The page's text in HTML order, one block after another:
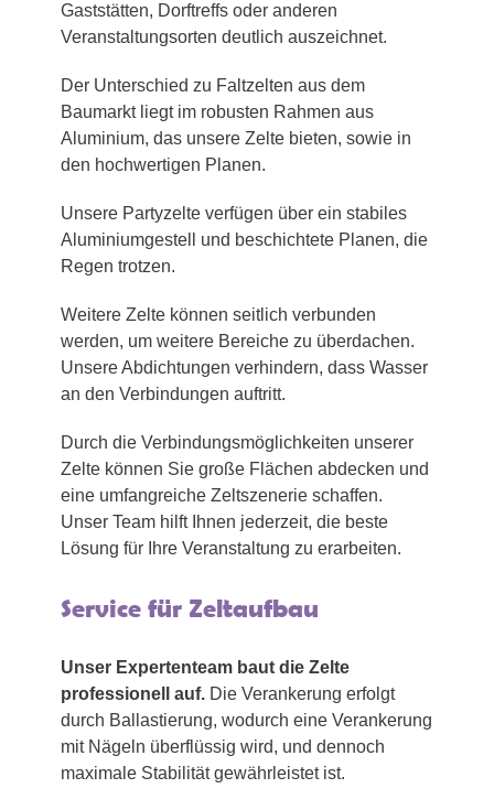
Gaststätten, Dorftreffs oder anderen
Veranstaltungsorten deutlich auszeichnet.
Der Unterschied zu Faltzelten aus dem
Baumarkt liegt im robusten Rahmen aus
Aluminium, das unsere Zelte bieten, sowie in
den hochwertigen Planen.
Unsere Partyzelte verfügen über ein stabiles
Aluminiumgestell und beschichtete Planen, die
Regen trotzen.
Weitere Zelte können seitlich verbunden
werden, um weitere Bereiche zu überdachen.
Unsere Abdichtungen verhindern, dass Wasser
an den Verbindungen auftritt.
Durch die Verbindungsmöglichkeiten unserer
Zelte können Sie große Flächen abdecken und
eine umfangreiche Zeltszenerie schaffen.
Unser Team hilft Ihnen jederzeit, die beste
Lösung für Ihre Veranstaltung zu erarbeiten.
Service für Zeltaufbau
Unser Expertenteam baut die Zelte
professionell auf. Die Verankerung erfolgt
durch Ballastierung, wodurch eine Verankerung
mit Nägeln überflüssig wird, und dennoch
maximale Stabilität gewährleistet ist.